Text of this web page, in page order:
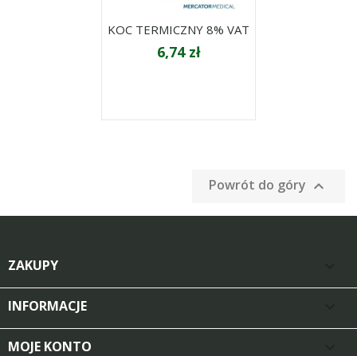
KOC TERMICZNY 8% VAT
6,74 zł
Powrót do góry 
ZAKUPY
INFORMACJE
MOJE KONTO